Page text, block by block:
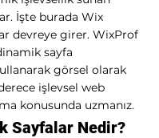
İşte burada Wix
devreye girer. WixProf
sayfa
görsel olarak
işlevsel web
konusunda uzmanız.
Sayfalar Nedir?